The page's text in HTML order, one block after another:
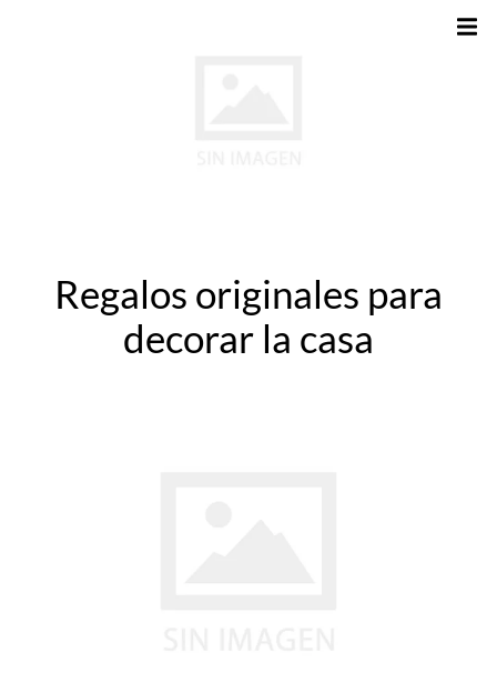
Regalos originales para
decorar la casa